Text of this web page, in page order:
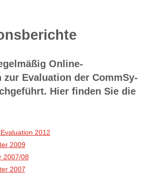
Online-
zur Evaluation der CommSy-
Hier finden Sie die
2012
2009
2007/08
2007